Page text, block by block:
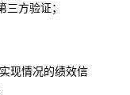
方验证；
现情况的绩效信